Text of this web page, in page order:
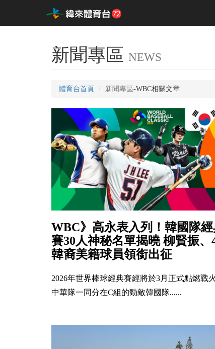
新聞專區 NEWS
體育台首頁 新聞專區-WBC相關文章
WBC》高永表入列！韓國隊
賽30人神秘名單揭曉 柳賢振、
韓裔美籍球員領銜出征
2026年世界棒球經典賽經將於3月正式點燃戰
中華隊一同分在C組的勁敵韓國隊......